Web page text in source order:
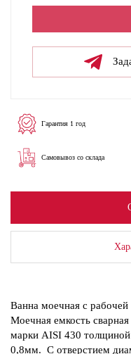
Гарантия 1 год
Самовывоз со склада
Ванна моечная с
Моечная емкость
марки AISI 430
0,8мм. С отверстием